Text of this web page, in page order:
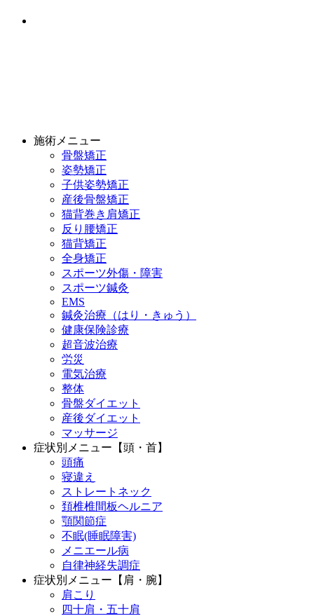
施術メニュー
骨盤矯正
姿勢矯正
子供姿勢矯正
産後骨盤矯正
猫背巻き肩矯正
反り腰矯正
猫背矯正
全身矯正
スポーツ外傷・障害
スポーツ鍼灸
EMS
鍼灸治療（はり・きゅう）
健康保険診療
超音波治療
労災
電気治療
整体
骨盤ダイエット
産後ダイエット
マッサージ
症状別メニュー【頭・首】
頭痛
寝違え
ストレートネック
頚椎椎間板ヘルニア
顎関節症
不眠(睡眠障害)
メニエール病
自律神経失調症
症状別メニュー【肩・腕】
肩こり
四十肩・五十肩